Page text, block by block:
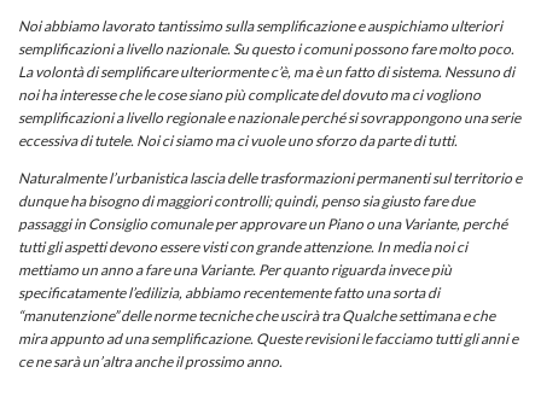
Noi abbiamo lavorato tantissimo sulla semplificazione e auspichiamo ulteriori
semplificazioni a livello nazionale. Su questo i comuni possono fare molto poco.
La volontà di semplificare ulteriormente c’è, ma è un fatto di sistema. Nessuno di
noi ha interesse che le cose siano più complicate del dovuto ma ci vogliono
semplificazioni a livello regionale e nazionale perché si sovrappongono una serie
eccessiva di tutele. Noi ci siamo ma ci vuole uno sforzo da parte di tutti.
Naturalmente l’urbanistica lascia delle trasformazioni permanenti sul territorio e
dunque ha bisogno di maggiori controlli; quindi, penso sia giusto fare due
passaggi in Consiglio comunale per approvare un Piano o una Variante, perché
tutti gli aspetti devono essere visti con grande attenzione. In media noi ci
mettiamo un anno a fare una Variante. Per quanto riguarda invece più
specificatamente l’edilizia, abbiamo recentemente fatto una sorta di
“manutenzione” delle norme tecniche che uscirà tra Qualche settimana e che
mira appunto ad una semplificazione. Queste revisioni le facciamo tutti gli anni e
ce ne sarà un’altra anche il prossimo anno.